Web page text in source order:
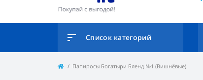
Список категорий
Папиросы Богатыри Бленд №1 (Вишнёвые)